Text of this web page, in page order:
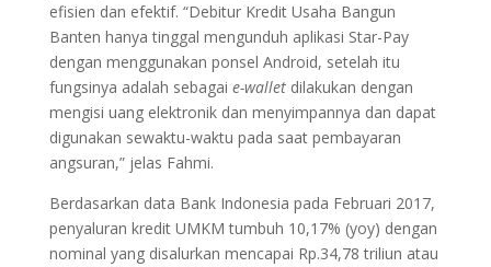
efisien dan efektif. “Debitur Kredit Usaha Bangun
Banten hanya tinggal mengunduh aplikasi Star-Pay
dengan menggunakan ponsel Android, setelah itu
fungsinya adalah sebagai e-wallet dilakukan dengan
mengisi uang elektronik dan menyimpannya dan dapat
digunakan sewaktu-waktu pada saat pembayaran
angsuran,” jelas Fahmi.
Berdasarkan data Bank Indonesia pada Februari 2017,
penyaluran kredit UMKM tumbuh 10,17% (yoy) dengan
nominal yang disalurkan mencapai Rp.34,78 triliun atau